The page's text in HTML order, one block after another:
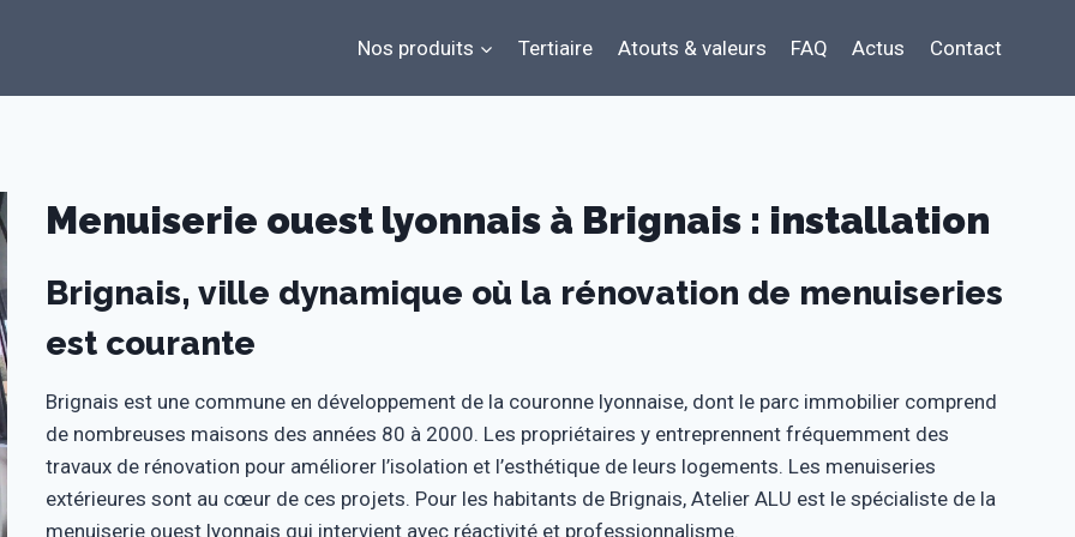
Nos produits Tertiaire Atouts & valeurs FAQ Actus Contact
Menuiserie ouest lyonnais à Brignais : installation
Brignais, ville dynamique où la rénovation de menuiseries
est courante
Brignais est une commune en développement de la couronne lyonnaise, dont le parc immobilier comprend
de nombreuses maisons des années 80 à 2000. Les propriétaires y entreprennent fréquemment des
travaux de rénovation pour améliorer l’isolation et l’esthétique de leurs logements. Les menuiseries
extérieures sont au cœur de ces projets. Pour les habitants de Brignais, Atelier ALU est le spécialiste de la
menuiserie ouest lyonnais qui intervient avec réactivité et professionnalisme.